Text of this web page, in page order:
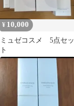
¥ 10,000
ミュゼコスメ 5点セッ
ト